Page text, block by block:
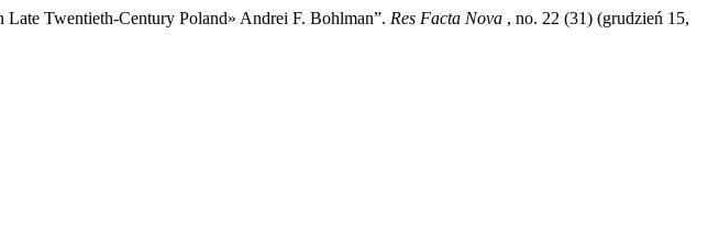
Twentieth-Century Poland» Andrei F. Bohlman”. Res Facta Nova , no. 22 (31) (grudzień 15,